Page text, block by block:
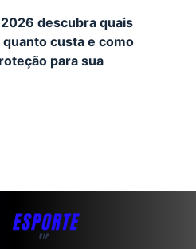
descubra quais
custa e como
para sua